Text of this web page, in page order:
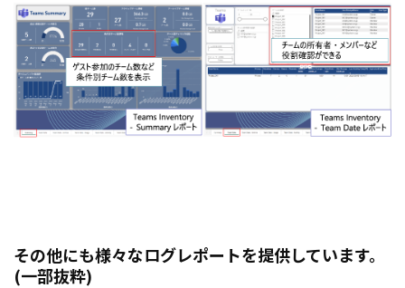
その他にも様々なログレポートを提供しています。
(一部抜粋)